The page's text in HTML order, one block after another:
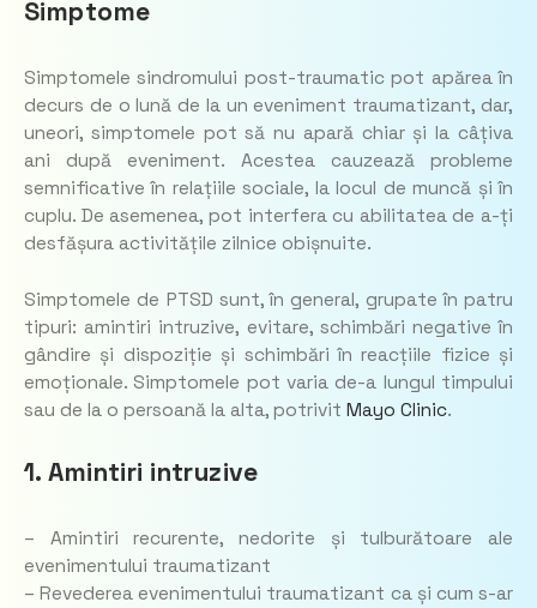
Simptome
Simptomele sindromului post-traumatic pot apărea în
decurs de o lună de la un eveniment traumatizant, dar,
uneori, simptomele pot să nu apară chiar și la câțiva
ani după eveniment. Acestea cauzează probleme
semnificative în relațiile sociale, la locul de muncă și în
cuplu. De asemenea, pot interfera cu abilitatea de a-ți
desfășura activitățile zilnice obișnuite.
Simptomele de PTSD sunt, în general, grupate în patru
tipuri: amintiri intruzive, evitare, schimbări negative în
gândire și dispoziție și schimbări în reacțiile fizice și
emoționale. Simptomele pot varia de-a lungul timpului
sau de la o persoană la alta, potrivit Mayo Clinic.
1. Amintiri intruzive
– Amintiri recurente, nedorite și tulburătoare ale
evenimentului traumatizant
– Revederea evenimentului traumatizant ca și cum s-ar